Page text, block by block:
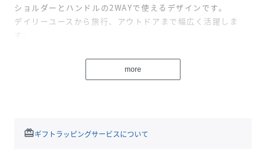
ショルダーとハンドルの2WAYで使えるデザインです。
デイリーユースから旅行、アウトドアまで幅広く活躍しま
す。
【2025 Autumn/Winter】【25AW】
総重量 : 約120g
more
redeemギフトラッピングサービスについて